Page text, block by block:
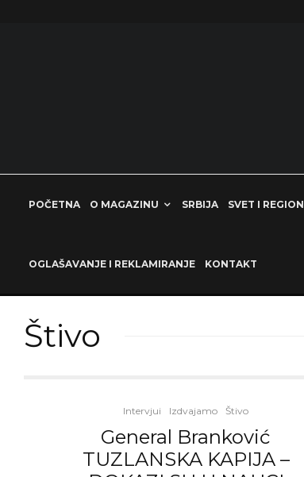
POČETNA O MAGAZINU SRBIJA SVET I REGION
OGLAŠAVANJE I REKLAMIRANJE KONTAKT
Štivo
Intervjui Izdvajamo Štivo
General Branković
TUZLANSKA KAPIJA –